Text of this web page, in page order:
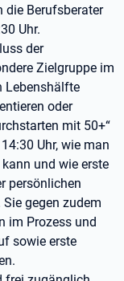
die Berufsberater
Uhr.
der
Zielgruppe im
Lebenshälfte
oder
mit 50+“
Uhr, wie man
und wie erste
persönlichen
gegen zudem
im Prozess und
sowie erste